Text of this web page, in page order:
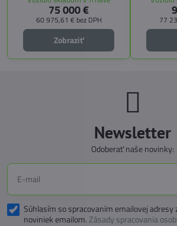
doplniť predné prídavné lôžko.
75 000 €
60 975,61 € bez DPH
Zobraziť
MEGA
voľba pre
77
Newsletter
Odoberať naše novinky:
Súhlasím so spracovaním emailovej adresy
noviniek emailom.Zásady spracovania